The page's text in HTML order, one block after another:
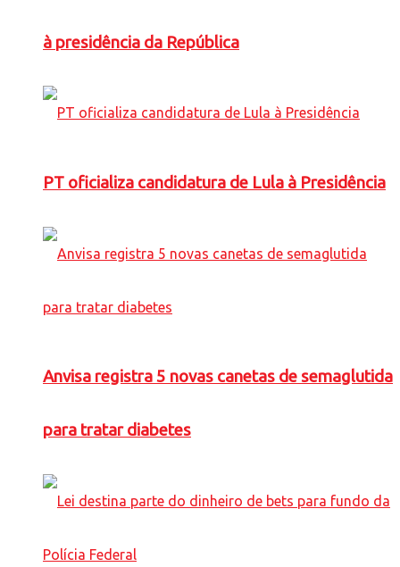
à presidência da República
PT oficializa candidatura de Lula à Presidência
Anvisa registra 5 novas canetas de semaglutida
para tratar diabetes